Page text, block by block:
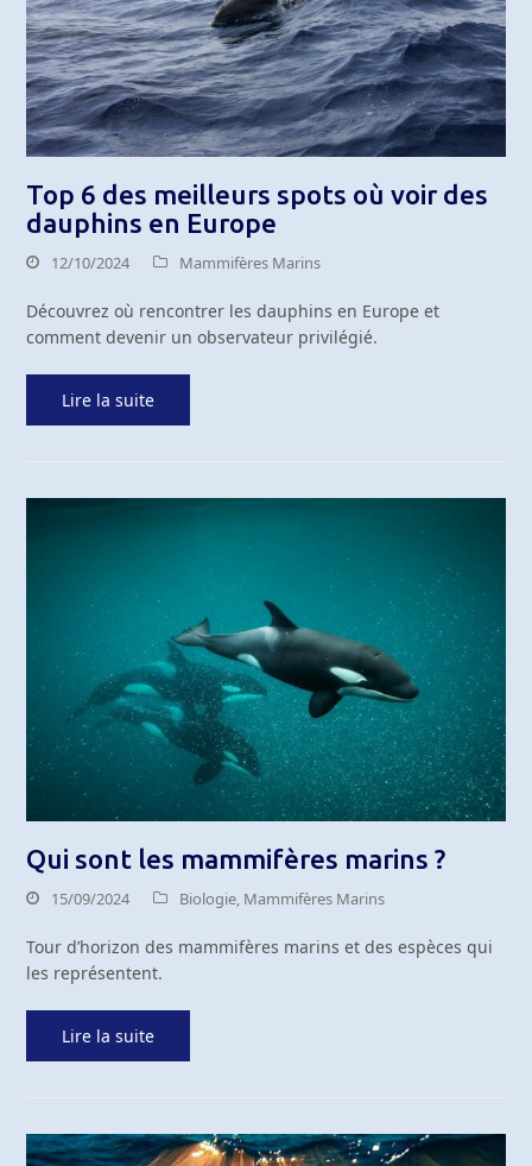
Top 6 des meilleurs spots où voir des
dauphins en Europe
12/10/2024 Mammifères Marins
Découvrez où rencontrer les dauphins en Europe et
comment devenir un observateur privilégié.
Lire la suite
Qui sont les mammifères marins ?
15/09/2024 Biologie, Mammifères Marins
Tour d’horizon des mammifères marins et des espèces qui
les représentent.
Lire la suite